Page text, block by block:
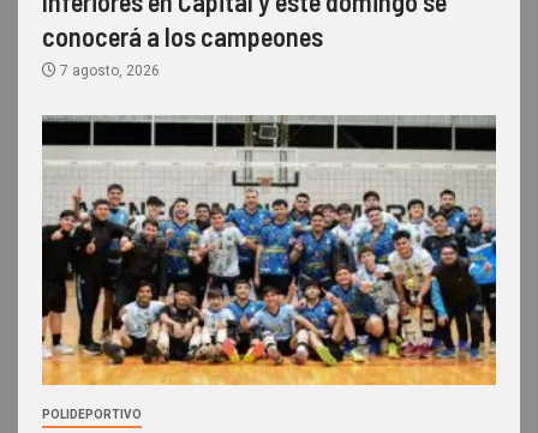
conocerá a los campeones
7 agosto, 2026
POLIDEPORTIVO